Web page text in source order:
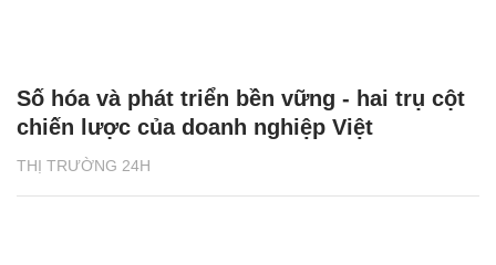
THỊ TRƯỜNG 24H
Số hóa và phát triển bền vững - hai trụ cột
chiến lược của doanh nghiệp Việt